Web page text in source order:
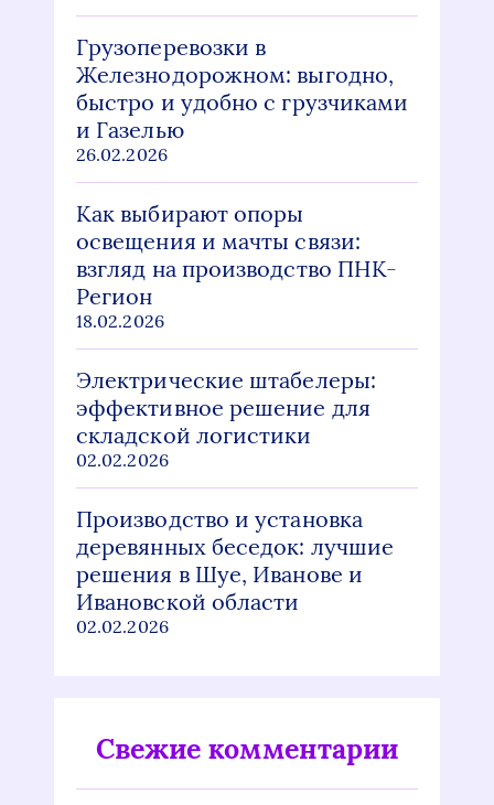
Грузоперевозки в
Железнодорожном: выгодно,
быстро и удобно с грузчиками
и Газелью
26.02.2026
Как выбирают опоры
освещения и мачты связи:
взгляд на производство ПНК-
Регион
18.02.2026
Электрические штабелеры:
эффективное решение для
складской логистики
02.02.2026
Производство и установка
деревянных беседок: лучшие
решения в Шуе, Иванове и
Ивановской области
02.02.2026
Свежие комментарии